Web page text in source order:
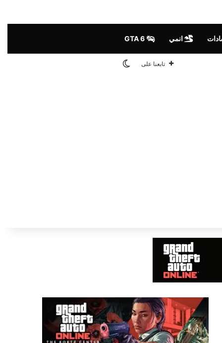
انمي
تابعنا على الوضع المظلم